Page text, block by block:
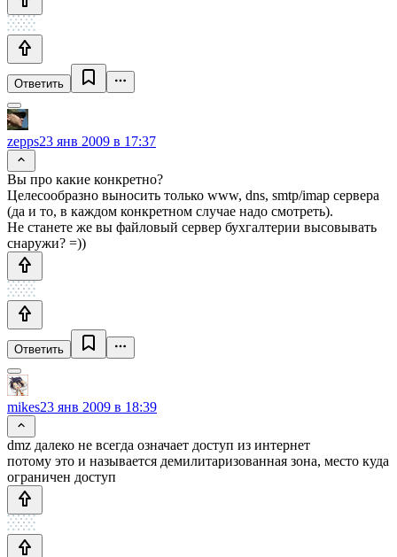
Ответить
zepps23 янв 2009 в 17:37
Вы про какие конкретно?
Целесообразно выносить только www, dns, smtp/imap сервера
(да и то, в каждом конкретном случае надо смотреть).
Не станете же вы файловый сервер бухгалтерии высовывать
снаружи? =))
Ответить
mikes23 янв 2009 в 18:39
dmz далеко не всегда означает доступ из интернет
потому это и называется демилитаризованная зона, место куда
ограничен доступ